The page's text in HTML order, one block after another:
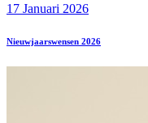
17 Januari 2026
Nieuwjaarswensen 2026